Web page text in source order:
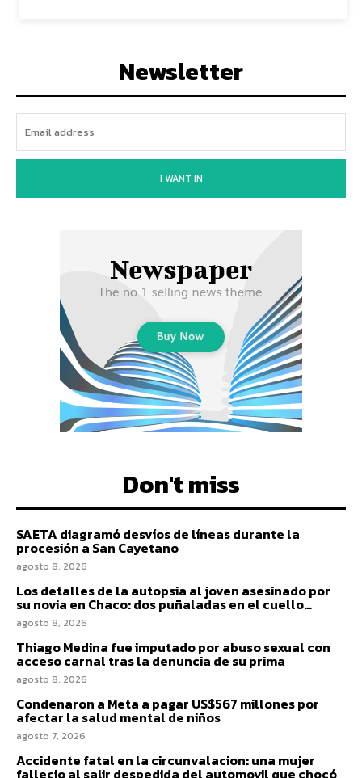
Newsletter
I WANT IN
Don't miss
SAETA diagramó desvíos de líneas durante la
procesión a San Cayetano
agosto 8, 2026
Los detalles de la autopsia al joven asesinado por
su novia en Chaco: dos puñaladas en el cuello…
agosto 8, 2026
Thiago Medina fue imputado por abuso sexual con
acceso carnal tras la denuncia de su prima
agosto 8, 2026
Condenaron a Meta a pagar US$567 millones por
afectar la salud mental de niños
agosto 7, 2026
Accidente fatal en la circunvalacion: una mujer
fallecio al salir despedida del automovil que chocó